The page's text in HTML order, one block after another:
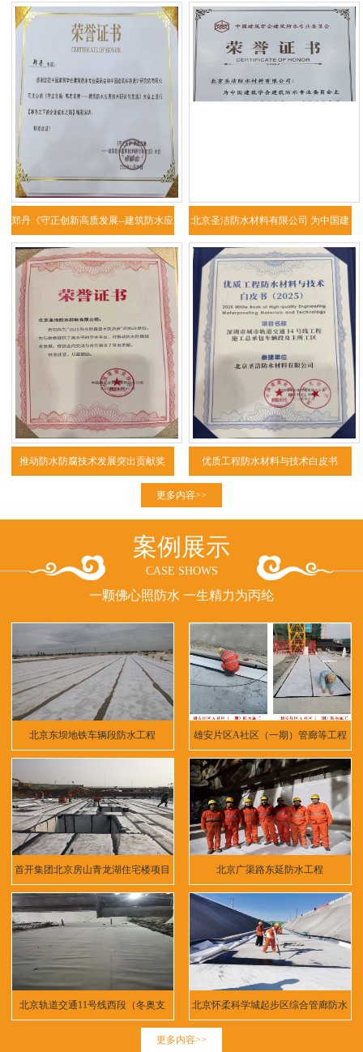
郑丹《守正创新高质发展--建筑防水应
用技
北京圣洁防水材料有限公司 为中国建
筑学会
推动防水防腐技术发展突出贡献奖 优质工程防水材料与技术白皮书
更多内容>>
案例展示
CASE SHOWS
一颗佛心照防水 一生精力为丙纶
北京东坝地铁车辆段防水工程 雄安片区A社区（一期）管廊等工程
首开集团北京房山青龙湖住宅楼项目 北京广渠路东延防水工程
北京轨道交通11号线西段（冬奥支 北京怀柔科学城起步区综合管廊防水
更多内容>>